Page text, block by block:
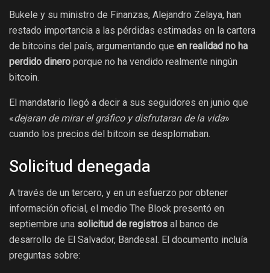
Bukele y su ministro de Finanzas, Alejandro Zelaya, han
restado importancia a las pérdidas estimadas en la cartera
de bitcoins del país, argumentando que en realidad no ha
perdido dinero porque no ha vendido realmente ningún
bitcoin.
El mandatario llegó a decir a sus seguidores en junio que
«dejaran de mirar el gráfico y disfrutaran de la vida»
cuando los precios del bitcoin se desplomaban.
Solicitud denegada
A través de un tercero, y en un esfuerzo por obtener
información oficial, el medio The Block presentó en
septiembre una solicitud de registros al banco de
desarrollo de El Salvador, Bandesal. El documento incluía
preguntas sobre: